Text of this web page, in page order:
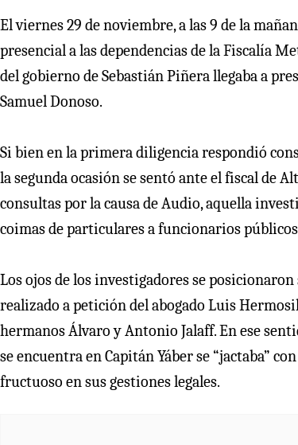
El viernes 29 de noviembre, a las 9 de la
presencial a las dependencias de la Fiscalía
del gobierno de Sebastián Piñera llegaba a
Samuel Donoso.
Si bien en la primera diligencia respondió
la segunda ocasión se sentó ante el fiscal de
consultas por la causa de Audio, aquella
coimas de particulares a funcionarios
Los ojos de los investigadores se
realizado a petición del abogado Luis
hermanos Álvaro y Antonio Jalaff. En ese
se encuentra en Capitán Yáber se “jactaba”
fructuoso en sus gestiones legales.